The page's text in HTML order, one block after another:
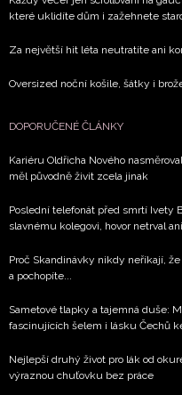
které uklidíte dům i zažehnete
Za největší hit léta neutratíte ani
Oversized noční košile, šátky i
DOPORUČENÉ ČLÁNKY
Kariéru Oldřicha Nového
měl původně živit zcela jinak
Poslední telefonát před smrtí Ivety
slavnému kolegovi, hovor netrval
Proč Skandinávky nikdy neříkají,
a pochopíte...
Sametové tlapky a tajemná duše:
fascinujících šelem i lásku Čechů
Nejlepší druhý život pro lák od
výraznou chuťovku bez práce